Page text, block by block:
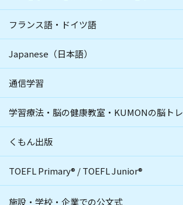
フランス語・ドイツ語
Japanese（日本語）
通信学習
学習療法・脳の健康教室・KUMONの脳トレ
くもん出版
TOEFL Primary® /TOEFL Junior®
施設・学校・企業での公文式